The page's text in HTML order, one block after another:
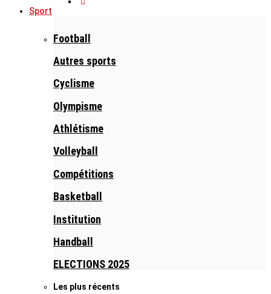
Sport
Football
Autres sports
Cyclisme
Olympisme
Athlétisme
Volleyball
Compétitions
Basketball
Institution
Handball
ELECTIONS 2025
Les plus récents